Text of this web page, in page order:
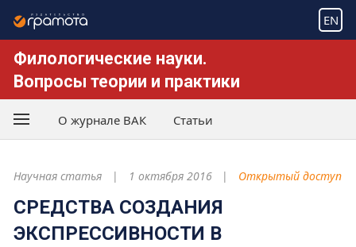
EN
Филологические науки.
Вопросы теории и практики
О журнале ВАК Статьи
Научная статья 1 октября 2016 Открытый доступ
СРЕДСТВА СОЗДАНИЯ
ЭКСПРЕССИВНОСТИ В